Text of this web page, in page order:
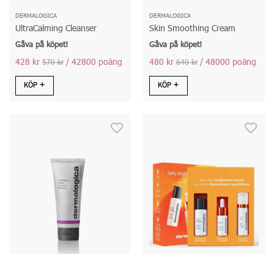
DERMALOGICA
UltraCalming Cleanser
Gåva på köpet!
428 kr 570 kr/ 42800 poäng
KÖP
DERMALOGICA
Skin Smoothing Cream
Gåva på köpet!
480 kr 640 kr/ 48000 poäng
KÖP